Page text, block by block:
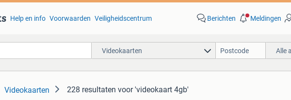
Help en info Voorwaarden Veiligheidscentrum Berichten Meldingen
Videokaarten Alle
Videokaarten 228 resultaten voor 'videokaart 4gb'